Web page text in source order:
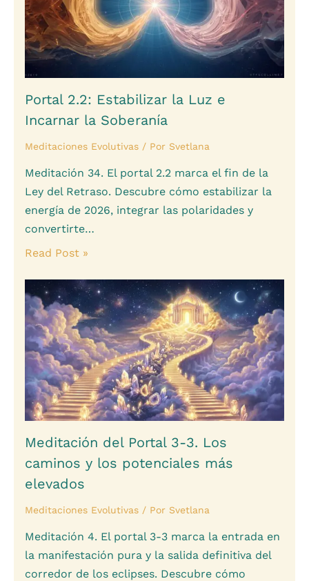
Portal 2.2: Estabilizar la Luz e
Incarnar la Soberanía
Meditaciones Evolutivas / Por Svetlana
Meditación 34. El portal 2.2 marca el fin de la
Ley del Retraso. Descubre cómo estabilizar la
energía de 2026, integrar las polaridades y
convertirte…
Read Post »
Meditación del Portal 3-3. Los
caminos y los potenciales más
elevados
Meditaciones Evolutivas / Por Svetlana
Meditación 4. El portal 3-3 marca la entrada en
la manifestación pura y la salida definitiva del
corredor de los eclipses. Descubre cómo